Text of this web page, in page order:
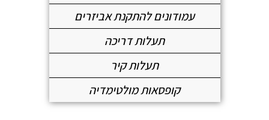
עמודונים להתקנת אביזרים
תעלות דריכה
תעלות קיר
קופסאות מולטימדיה